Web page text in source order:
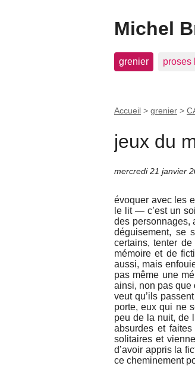
Michel
grenier proses
Accueil > grenier >
jeux du
mercredi 21 janvier
évoquer avec les
le lit — c’est un
des personnages,
déguisement, se
certains, tenter
mémoire et de
aussi, mais
pas même une
ainsi, non pas que
veut qu’ils
porte, eux qui ne
peu de la nuit, de
absurdes et
solitaires et
d’avoir appris la
ce cheminement